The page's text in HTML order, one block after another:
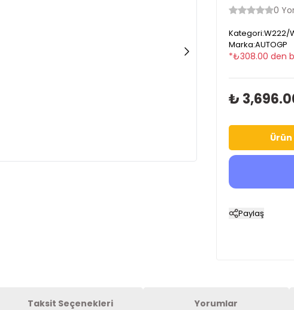
0
Kategori:W222/
Marka:AUTOGP
*₺308.00 den
₺
Paylaş
Taksit Seçenekleri Yorumlar